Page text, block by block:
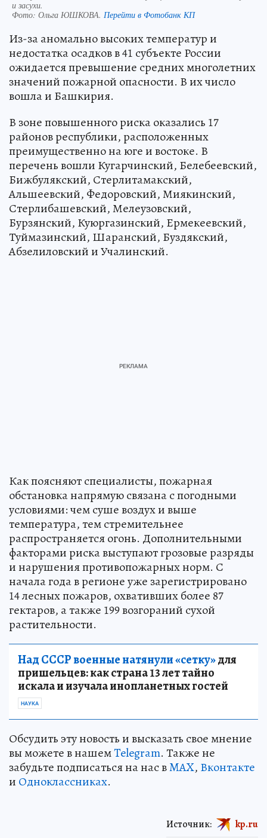
и засухи.
Фото: Ольга ЮШКОВА. Перейти в Фотобанк КП
Из-за аномально высоких температур и
недостатка осадков в 41 субъекте России
ожидается превышение средних многолетних
значений пожарной опасности. В их число
вошла и Башкирия.
В зоне повышенного риска оказались 17
районов республики, расположенных
преимущественно на юге и востоке. В
перечень вошли Кугарчинский, Белебеевский,
Бижбулякский, Стерлитамакский,
Альшеевский, Федоровский, Миякинский,
Стерлибашевский, Мелеузовский,
Бурзянский, Куюргазинский, Ермекеевский,
Туймазинский, Шаранский, Буздякский,
Абзелиловский и Учалинский.
Как поясняют специалисты, пожарная
обстановка напрямую связана с погодными
условиями: чем суше воздух и выше
температура, тем стремительнее
распространяется огонь. Дополнительными
факторами риска выступают грозовые разряды
и нарушения противопожарных норм. С
начала года в регионе уже зарегистрировано
14 лесных пожаров, охвативших более 87
гектаров, а также 199 возгораний сухой
растительности.
Над СССР военные натянули «сетку»для
пришельцев: как страна 13 лет тайно
искала и изучала инопланетных гостей
НАУКА
Обсудить эту новость и высказать свое мнение
вы можете в нашемTelegram. Также не
забудьте подписаться на нас вMAX, Вконтакте
и Одноклассниках.
Источник: kp.ru